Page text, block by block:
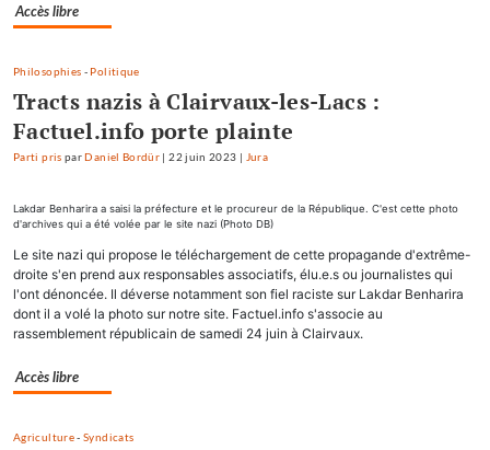
Accès libre
Philosophies - Politique
Tracts nazis à Clairvaux-les-Lacs :
Factuel.info porte plainte
Parti pris par Daniel Bordür |22 juin 2023 Jura
Lakdar Benharira a saisi la préfecture et le procureur de la République. C'est cette photo
d'archives qui a été volée par le site nazi (Photo DB)
Le site nazi qui propose le téléchargement de cette propagande d'extrême-
droite s'en prend aux responsables associatifs, élu.e.s ou journalistes qui
l'ont dénoncée. Il déverse notamment son fiel raciste sur Lakdar Benharira
dont il a volé la photo sur notre site. Factuel.info s'associe au
rassemblement républicain de samedi 24 juin à Clairvaux.
Accès libre
Agriculture-Syndicats